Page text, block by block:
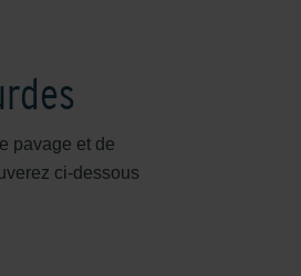
pavage et de
ci-dessous